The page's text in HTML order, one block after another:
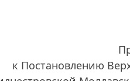
к Постановлению